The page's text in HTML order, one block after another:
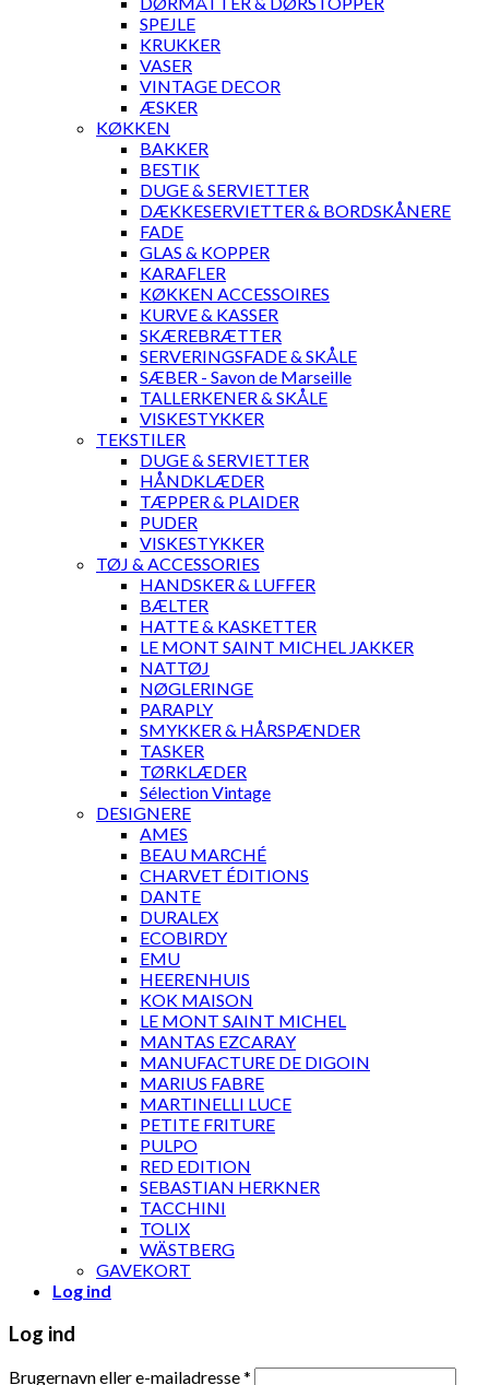
SPEJLE
KRUKKER
VASER
VINTAGE DECOR
ÆSKER
KØKKEN
BAKKER
BESTIK
DUGE & SERVIETTER
DÆKKESERVIETTER & BORDSKÅNERE
FADE
GLAS & KOPPER
KARAFLER
KØKKEN ACCESSOIRES
KURVE & KASSER
SKÆREBRÆTTER
SERVERINGSFADE & SKÅLE
SÆBER - Savon de Marseille
TALLERKENER & SKÅLE
VISKESTYKKER
TEKSTILER
DUGE & SERVIETTER
HÅNDKLÆDER
TÆPPER & PLAIDER
PUDER
VISKESTYKKER
TØJ & ACCESSORIES
HANDSKER & LUFFER
BÆLTER
HATTE & KASKETTER
LE MONT SAINT MICHEL JAKKER
NATTØJ
NØGLERINGE
PARAPLY
SMYKKER & HÅRSPÆNDER
TASKER
TØRKLÆDER
Sélection Vintage
DESIGNERE
AMES
BEAU MARCHÉ
CHARVET ÉDITIONS
DANTE
DURALEX
ECOBIRDY
EMU
HEERENHUIS
KOK MAISON
LE MONT SAINT MICHEL
MANTAS EZCARAY
MANUFACTURE DE DIGOIN
MARIUS FABRE
MARTINELLI LUCE
PETITE FRITURE
PULPO
RED EDITION
SEBASTIAN HERKNER
TACCHINI
TOLIX
WÄSTBERG
GAVEKORT
Log ind
Log ind
Brugernavn eller e-mailadresse*